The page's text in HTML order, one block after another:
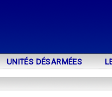
UNITÉS DÉSARMÉES